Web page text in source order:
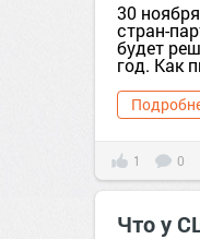
30
стран-
будет
год. Как
1 0
Что у